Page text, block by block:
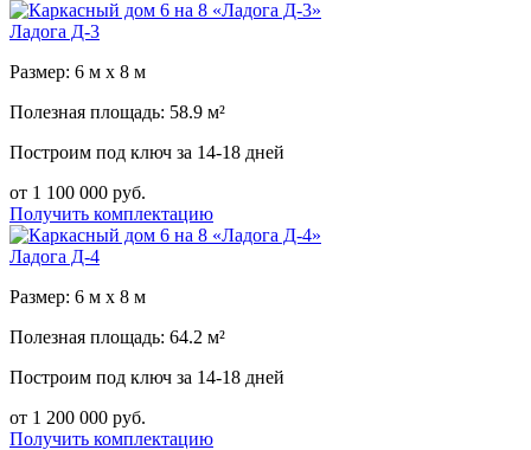
Ладога Д-3
Размер: 6 м х 8 м
Полезная площадь: 58.9 м²
Построим под ключ за 14-18 дней
от 1 100 000 руб.
Получить комплектацию
Ладога Д-4
Размер: 6 м х 8 м
Полезная площадь: 64.2 м²
Построим под ключ за 14-18 дней
от 1 200 000 руб.
Получить комплектацию